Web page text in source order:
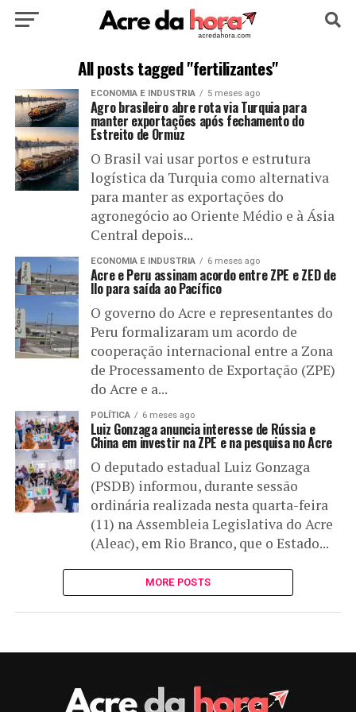
HOME POLÍTICA CULTURA ESPORTE
EDUCAÇÃO NOTÍCIA MUNDO
All posts tagged "fertilizantes"
ECONOMIA E INDUSTRIA 5 meses ago
Agro brasileiro abre rota via Turquia para
manter exportações após fechamento do
Estreito de Ormuz
O Brasil vai usar portos e estrutura
logística da Turquia como alternativa
para manter as exportações do
agronegócio ao Oriente Médio e à Ásia
Central depois...
ECONOMIA E INDUSTRIA 6 meses ago
Acre e Peru assinam acordo entre ZPE e ZED de
Ilo para saída ao Pacífico
O governo do Acre e representantes do
Peru formalizaram um acordo de
cooperação internacional entre a Zona
de Processamento de Exportação (ZPE)
do Acre e a...
POLÍTICA 6 meses ago
Luiz Gonzaga anuncia interesse de Rússia e
China em investir na ZPE e na pesquisa no Acre
O deputado estadual Luiz Gonzaga
(PSDB) informou, durante sessão
ordinária realizada nesta quarta-feira
(11) na Assembleia Legislativa do Acre
(Aleac), em Rio Branco, que o Estado...
MORE POSTS